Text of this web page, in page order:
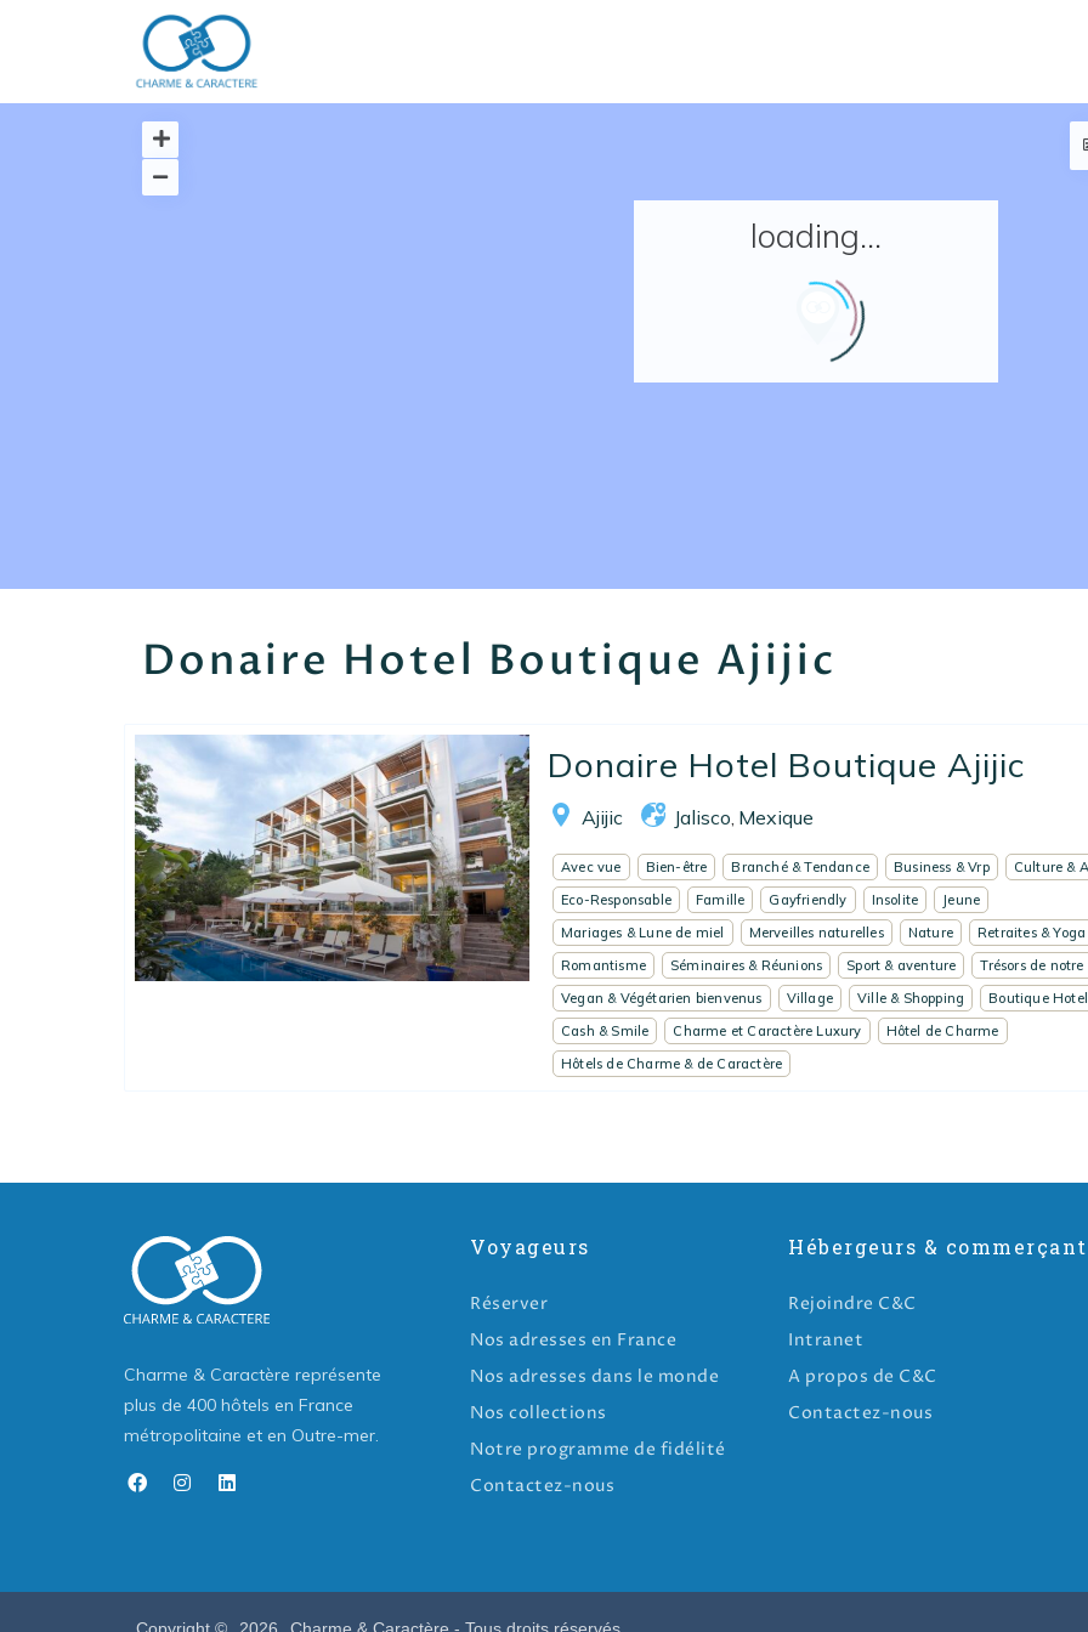
Ecrivez-nous
EN FR ES
loading...
Donaire Hotel Boutique Ajijic
Donaire Hotel Boutique Ajijic
Ajijic Jalisco Mexique
Avec vue Bien-être Branché & Tendance Business & Vrp
Culture &
Eco-Responsable
Famille Gayfriendly Insolite
Jeune
Mariages & Lune de miel
Merveilles naturelles Nature
Retraites & Yoga
Romantisme
Séminaires & Réunions Sport & aventure
Trésors de
Vegan & Végétarien bienvenus
Village Ville & Shopping
Boutique Hotel
Cash & Smile
Charme et Caractère Luxury
Hôtel de Charme
Hôtels de Charme & de Caractère
Charme & Caractère représente
plus de 400 hôtels en France
métropolitaine et en Outre-mer.
Voyageurs
Réserver
Nos adresses en France
Nos adresses dans le monde
Nos collections
Notre programme de fidélité
Contactez-nous
Hébergeurs &
Rejoindre C&C
Intranet
A propos de C&C
Contactez-nous